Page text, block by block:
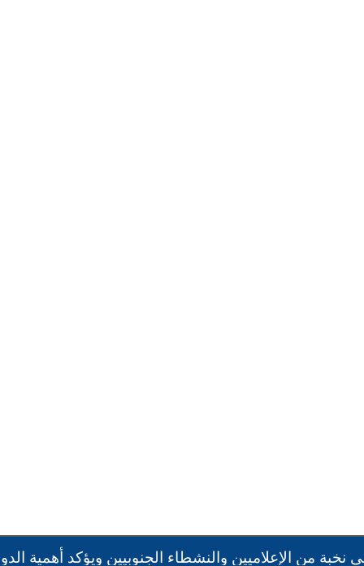
الإعلاميين والنشطاء الجنوبيين ويؤكد أهمية الدور